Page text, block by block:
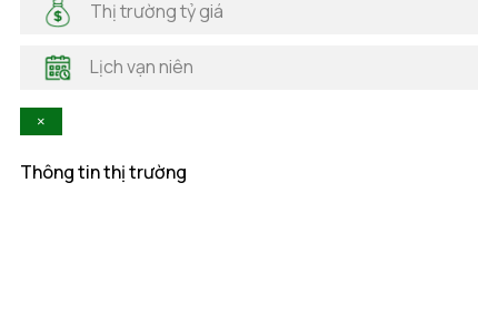
Hà Tĩnh
Hòa Bình
Lai Châu
Thị trường tỷ giá
Lịch vạn niên
×
Thông tin thị trường